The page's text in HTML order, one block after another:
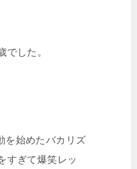
でした。
を始めたバカリズ
すぎて爆笑レッ